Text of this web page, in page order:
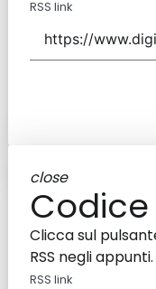
RSS link
close
Codice
Clicca sul
RSS negli appunti.
RSS link